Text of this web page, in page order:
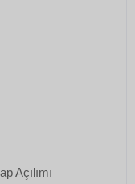
Açılımı